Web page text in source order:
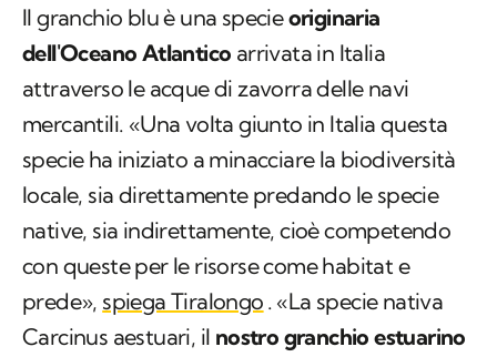
Il granchio blu è una specieoriginaria
dell'Oceano Atlantico arrivata in Italia
attraverso le acque di zavorra delle navi
mercantili. «Una volta giunto in Italia questa
specie ha iniziato a minacciare la biodiversità
locale, sia direttamente predando le specie
native, sia indirettamente, cioè competendo
con queste per le risorse come habitat e
prede», spiega Tiralongo . «La specie nativa
Carcinus aestuari, il nostro granchio estuarino